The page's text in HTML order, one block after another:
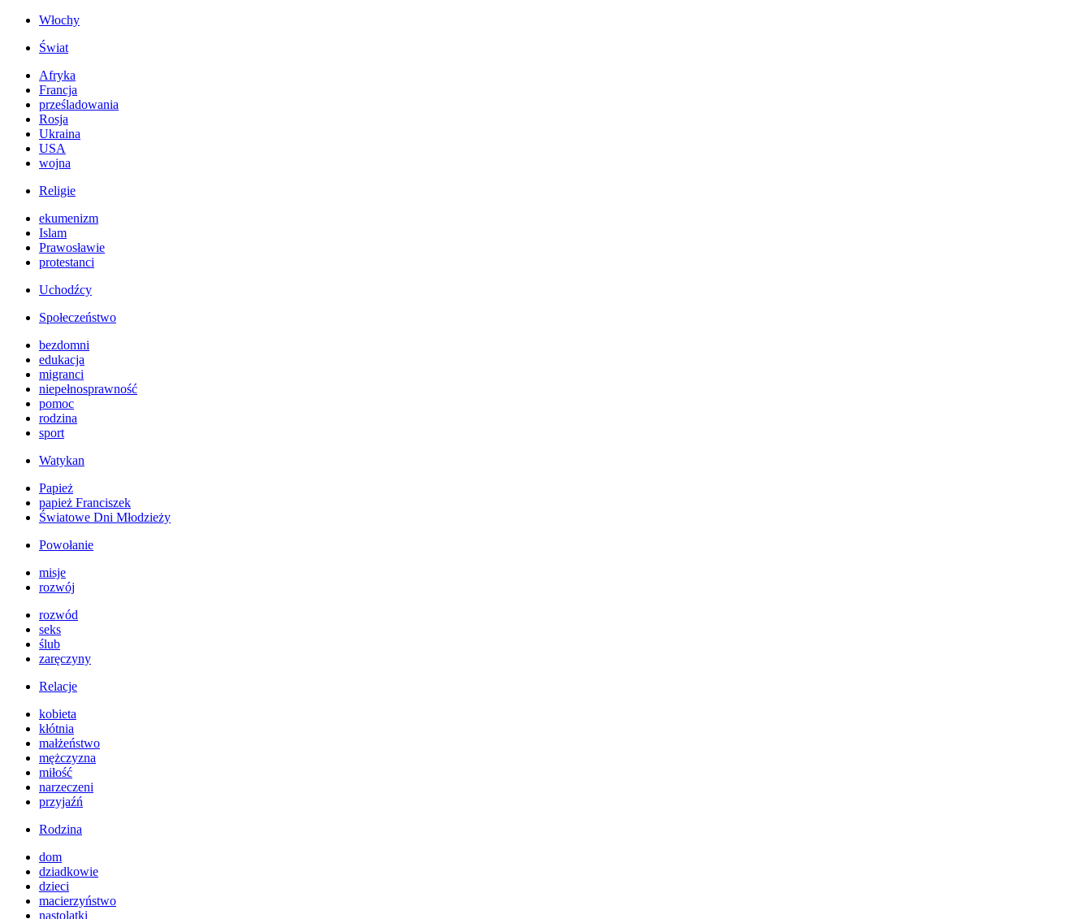
Włochy
Świat
Afryka
Francja
prześladowania
Rosja
Ukraina
USA
wojna
Religie
ekumenizm
Islam
Prawosławie
protestanci
Uchodźcy
Społeczeństwo
bezdomni
edukacja
migranci
niepełnosprawność
pomoc
rodzina
sport
Watykan
Papież
papież Franciszek
Światowe Dni Młodzieży
Powołanie
misje
rozwój
rozwód
seks
ślub
zaręczyny
Relacje
kobieta
kłótnia
małżeństwo
mężczyzna
miłość
narzeczeni
przyjaźń
Rodzina
dom
dziadkowie
dzieci
macierzyństwo
nastolatki